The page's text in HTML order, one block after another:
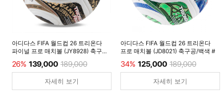
아디다스 FIFA 월드컵 26 트리온다
파이널 프로 매치볼 (JY8928) 축구공/
26% 139,000 189,000
자세히 보기
아디다스 FIFA 월드컵 26 트리온다
프로 매치볼 (JD8021) 축구공/백색 #
34% 125,000 189,000
자세히 보기